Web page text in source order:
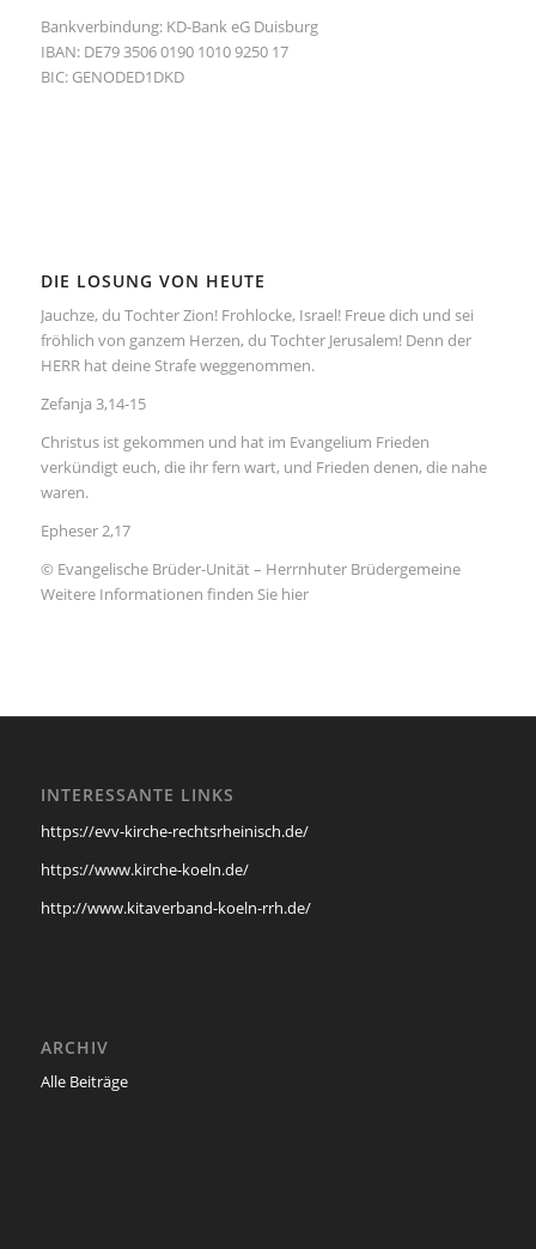
Bankverbindung: KD-Bank eG Duisburg
IBAN: DE79 3506 0190 1010 9250 17
BIC: GENODED1DKD
DIE LOSUNG VON HEUTE
Jauchze, du Tochter Zion! Frohlocke, Israel! Freue dich und sei
fröhlich von ganzem Herzen, du Tochter Jerusalem! Denn der
HERR hat deine Strafe weggenommen.
Zefanja 3,14-15
Christus ist gekommen und hat im Evangelium Frieden
verkündigt euch, die ihr fern wart, und Frieden denen, die nahe
waren.
Epheser 2,17
© Evangelische Brüder-Unität – Herrnhuter Brüdergemeine
Weitere Informationen finden Sie hier
INTERESSANTE LINKS
https://evv-kirche-rechtsrheinisch.de/
https://www.kirche-koeln.de/
http://www.kitaverband-koeln-rrh.de/
ARCHIV
Alle Beiträge